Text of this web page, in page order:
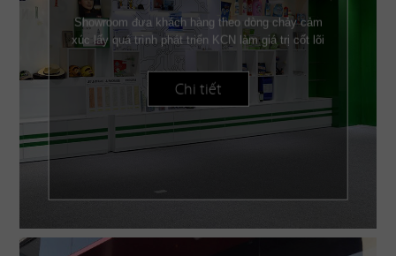
Showroom đưa khách hàng theo dòng chảy cảm
xúc lấy quá trình phát triển KCN làm giá trị cốt lõi
Chi tiết